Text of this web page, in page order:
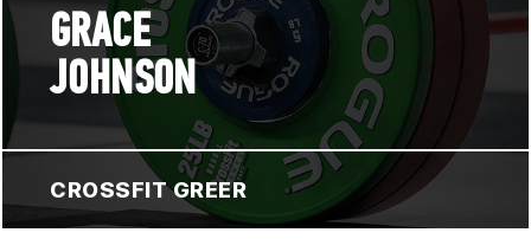
GRACE
JOHNSON
CROSSFIT GREER